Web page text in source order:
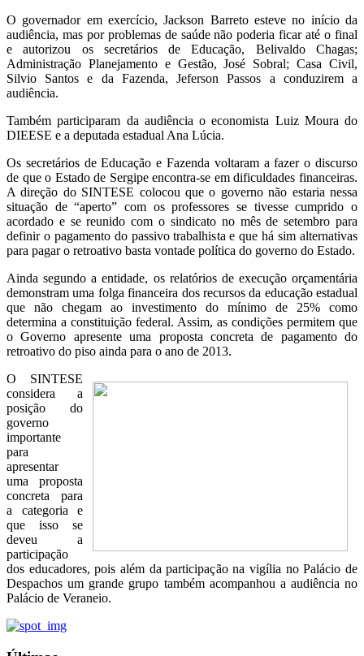
O governador em exercício, Jackson Barreto esteve no início da
audiência, mas por problemas de saúde não poderia ficar até o final
e autorizou os secretários de Educação, Belivaldo Chagas;
Administração Planejamento e Gestão, José Sobral; Casa Civil,
Silvio Santos e da Fazenda, Jeferson Passos a conduzirem a
audiência.
Também participaram da audiência o economista Luiz Moura do
DIEESE e a deputada estadual Ana Lúcia.
Os secretários de Educação e Fazenda voltaram a fazer o discurso
de que o Estado de Sergipe encontra-se em dificuldades financeiras.
A direção do SINTESE colocou que o governo não estaria nessa
situação de “aperto” com os professores se tivesse cumprido o
acordado e se reunido com o sindicato no mês de setembro para
definir o pagamento do passivo trabalhista e que há sim alternativas
para pagar o retroativo basta vontade política do governo do Estado.
Ainda segundo a entidade, os relatórios de execução orçamentária
demonstram uma folga financeira dos recursos da educação estadual
que não chegam ao investimento do mínimo de 25% como
determina a constituição federal. Assim, as condições permitem que
o Governo apresente uma proposta concreta de pagamento do
retroativo do piso ainda para o ano de 2013.
O SINTESE
considera a
posição do
governo
importante
para
apresentar
uma proposta
concreta para
a categoria e
que isso se
deveu a
participação
dos educadores, pois além da participação na vigília no Palácio de
Despachos um grande grupo também acompanhou a audiência no
Palácio de Veraneio.